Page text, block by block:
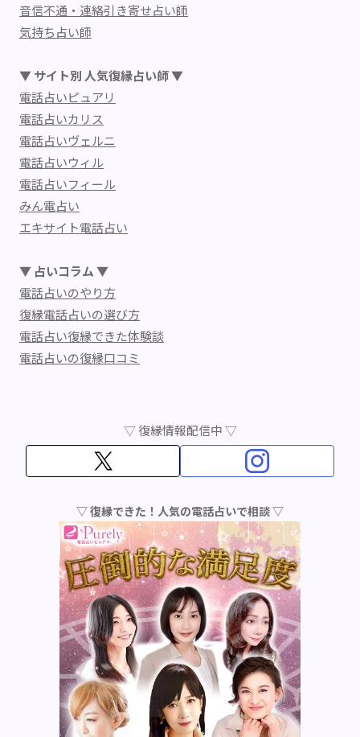
音信不通・連絡引き寄せ占い師
気持ち占い師
▼ サイト別 人気復縁占い師 ▼
電話占いピュアリ
電話占いカリス
電話占いヴェルニ
電話占いウィル
電話占いフィール
みん電占い
エキサイト電話占い
▼ 占いコラム ▼
電話占いのやり方
復縁電話占いの選び方
電話占い復縁できた体験談
電話占いの復縁口コミ
▽ 復縁情報配信中 ▽
▽ 復縁できた！人気の電話占いで相談 ▽